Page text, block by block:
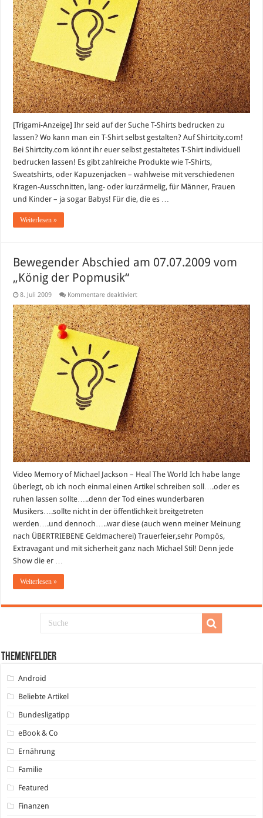
[Trigami-Anzeige] Ihr seid auf der Suche T-Shirts bedrucken zu
lassen? Wo kann man ein T-Shirt selbst gestalten? Auf Shirtcity.com!
Bei Shirtcity.com könnt ihr euer selbst gestaltetes T-Shirt individuell
bedrucken lassen! Es gibt zahlreiche Produkte wie T-Shirts,
Sweatshirts, oder Kapuzenjacken – wahlweise mit verschiedenen
Kragen-Ausschnitten, lang- oder kurzärmelig, für Männer, Frauen
und Kinder – ja sogar Babys! Für die, die es …
Weiterlesen »
Bewegender Abschied am 07.07.2009 vom
„König der Popmusik“
8. Juli 2009 Kommentare deaktiviertfür
Abschied
am
07.07.2009
vom
„König
der
Popmusik“
Video Memory of Michael Jackson – Heal The World Ich habe lange
überlegt, ob ich noch einmal einen Artikel schreiben soll….oder es
ruhen lassen sollte…..denn der Tod eines wunderbaren
Musikers….sollte nicht in der öffentlichkeit breitgetreten
werden….und dennoch…..war diese (auch wenn meiner Meinung
nach ÜBERTRIEBENE Geldmacherei) Trauerfeier,sehr Pompös,
Extravagant und mit sicherheit ganz nach Michael Stil! Denn jede
Show die er …
Weiterlesen »
Themenfelder
Android
Beliebte Artikel
Bundesligatipp
eBook & Co
Ernährung
Familie
Featured
Finanzen